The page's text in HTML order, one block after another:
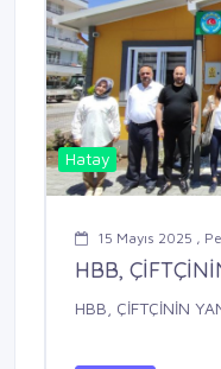
Hatay
15 Mayıs 2025 ,
HBB,
HBB, ÇİFTÇİNİN